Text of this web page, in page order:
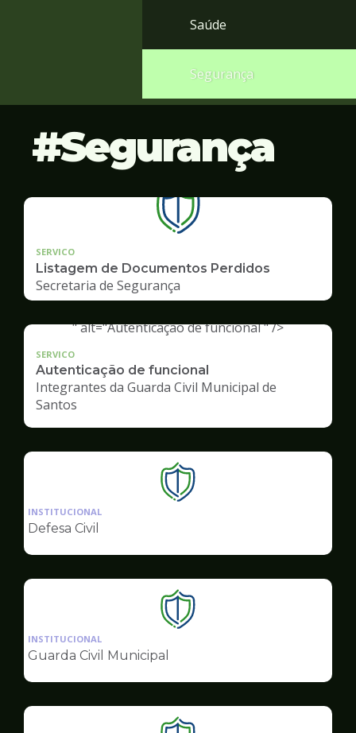
Saúde
Segurança
Segurança
SERVICO
Listagem de Documentos Perdidos
Secretaria de Segurança
" alt="Autenticação de funcional " />
SERVICO
Autenticação de funcional
Integrantes da Guarda Civil Municipal de
Santos
Ilustração
da
Segurança
INSTITUCIONAL
Defesa Civil
Ilustração
da
Segurança
INSTITUCIONAL
Guarda Civil Municipal